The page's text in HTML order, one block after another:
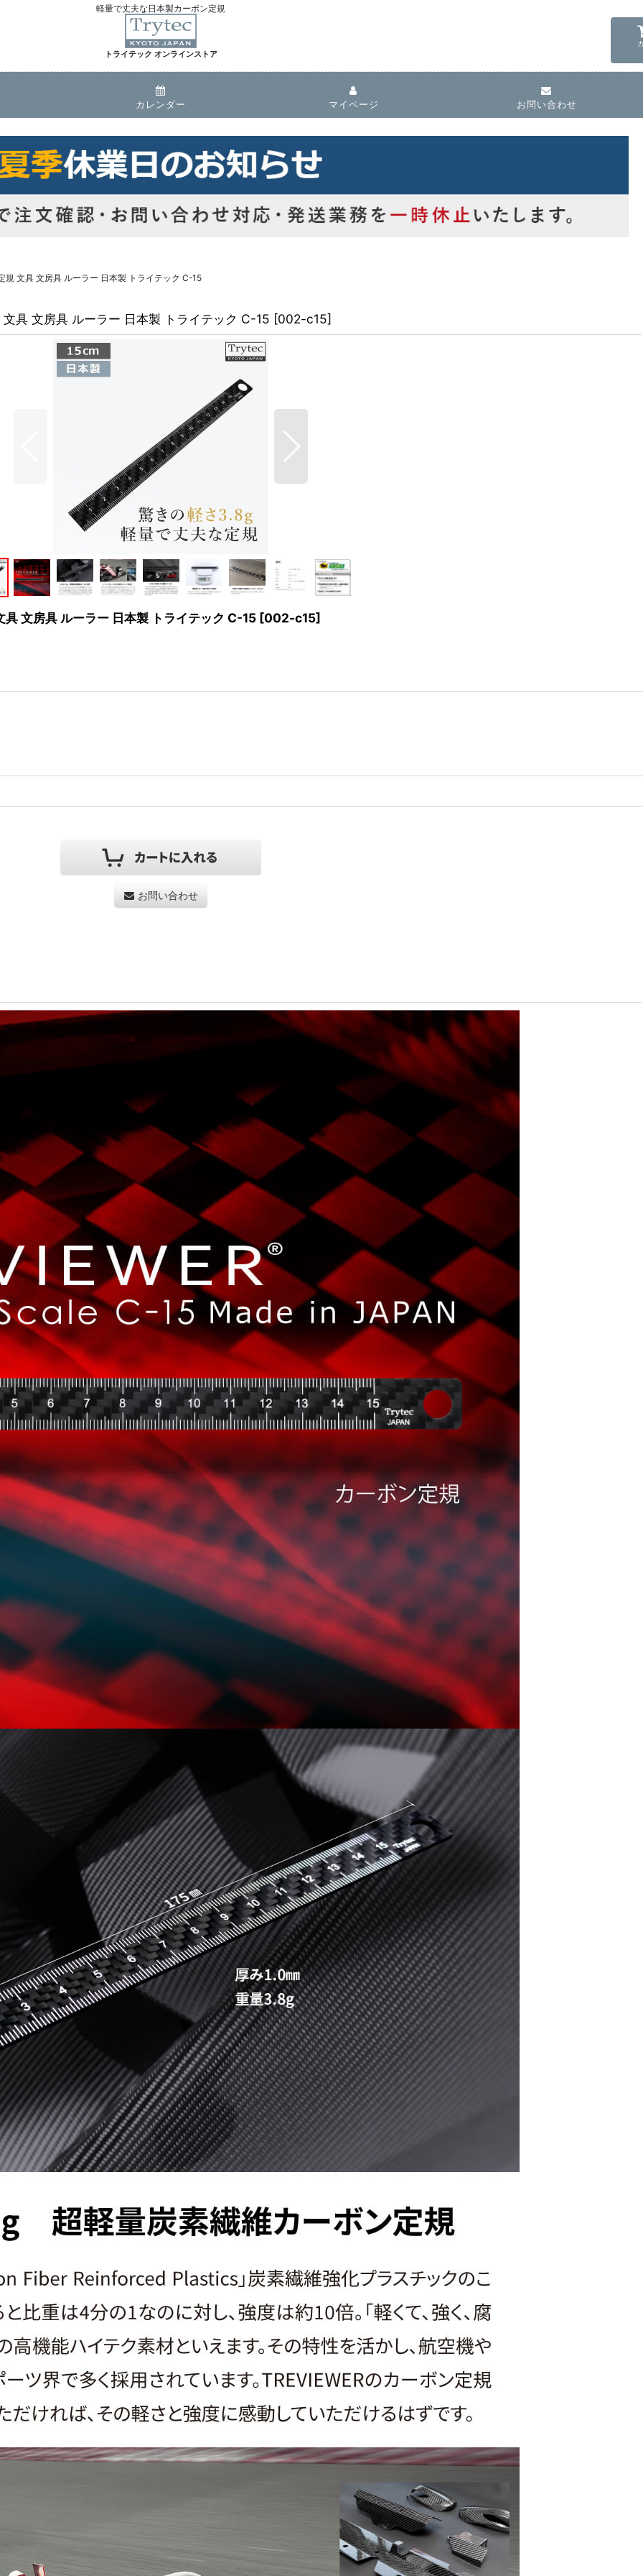
軽量で丈夫な日本製カーボン定規
トライテック オンラインストア
カレンダー マイページ お問い合わせ
文具 文房具 ルーラー 日本製 トライテック C-15
具 文房具 ルーラー 日本製 トライテック C-15 [002-c15]
文房具 ルーラー 日本製 トライテック C-15 [002-c15]
お問い合わせ